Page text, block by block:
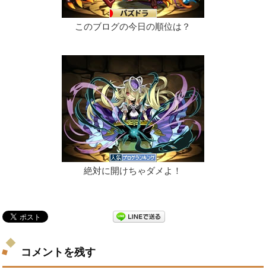
このブログの今日の順位は？
絶対に開けちゃダメよ！
コメントを残す